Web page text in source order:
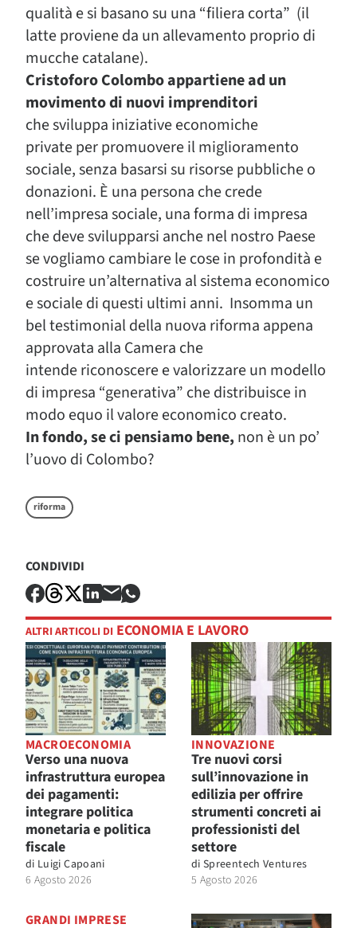
qualità e si basano su una “filiera corta” (il
latte proviene da un allevamento proprio di
mucche catalane).
Cristoforo Colombo appartiene ad un
movimento di nuovi imprenditori
che sviluppa iniziative economiche
private per promuovere il miglioramento
sociale, senza basarsi su risorse pubbliche o
donazioni. È una persona che crede
nell’impresa sociale, una forma di impresa
che deve svilupparsi anche nel nostro Paese
se vogliamo cambiare le cose in profondità e
costruire un’alternativa al sistema economico
e sociale di questi ultimi anni. Insomma un
bel testimonial della nuova riforma appena
approvata alla Camera che
intende riconoscere e valorizzare un modello
di impresa “generativa” che distribuisce in
modo equo il valore economico creato.
In fondo, se ci pensiamo bene, non è un po’
l’uovo di Colombo?
riforma
CONDIVIDI
ALTRI ARTICOLI DI ECONOMIA E LAVORO
MACROECONOMIA
Verso una nuova
infrastruttura europea
dei pagamenti:
integrare politica
monetaria e politica
fiscale
di Luigi Capoani
6 Agosto 2026
INNOVAZIONE
Tre nuovi corsi
sull’innovazione in
edilizia per offrire
strumenti concreti ai
professionisti del
settore
di Spreentech Ventures
5 Agosto 2026
GRANDI IMPRESE